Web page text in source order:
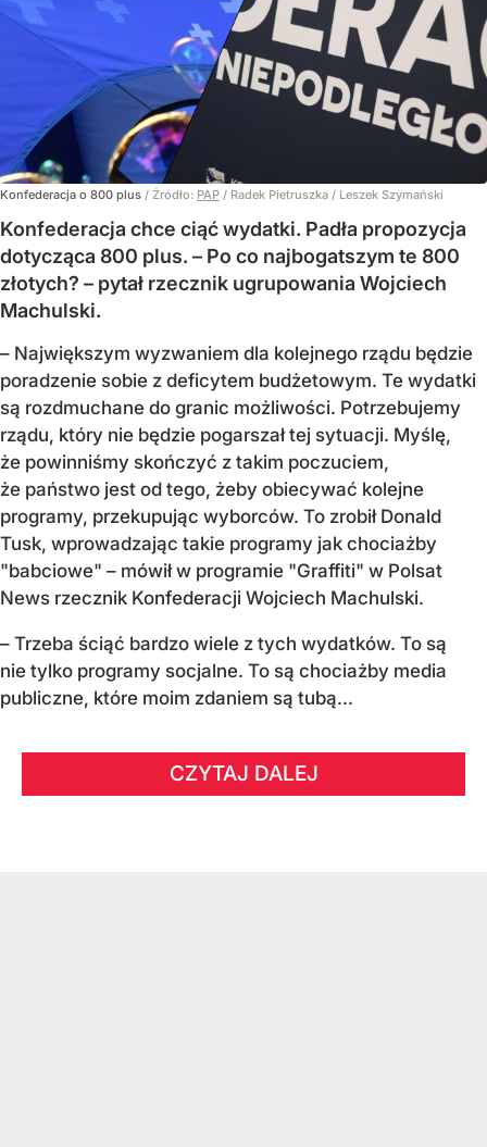
Konfederacja o 800 plus / Źródło: PAP / Radek Pietruszka / Leszek Szymański
Konfederacja chce ciąć wydatki. Padła propozycja
dotycząca 800 plus. – Po co najbogatszym te 800
złotych? – pytał rzecznik ugrupowania Wojciech
Machulski.
– Największym wyzwaniem dla kolejnego rządu będzie
poradzenie sobie z deficytem budżetowym. Te wydatki
są rozdmuchane do granic możliwości. Potrzebujemy
rządu, który nie będzie pogarszał tej sytuacji. Myślę,
że powinniśmy skończyć z takim poczuciem,
że państwo jest od tego, żeby obiecywać kolejne
programy, przekupując wyborców. To zrobił Donald
Tusk, wprowadzając takie programy jak chociażby
"babciowe" – mówił w programie "Graffiti" w Polsat
News rzecznik Konfederacji Wojciech Machulski.
– Trzeba ściąć bardzo wiele z tych wydatków. To są
nie tylko programy socjalne. To są chociażby media
publiczne, które moim zdaniem są tubą...
CZYTAJ DALEJ